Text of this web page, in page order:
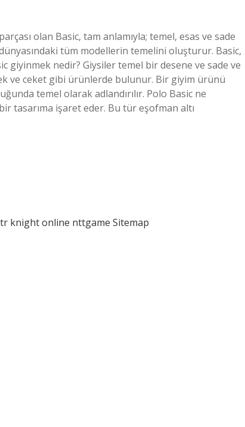
olan Basic, tam anlamıyla; temel, esas ve sade
tüm modellerin temelini oluşturur. Basic,
giyinmek nedir? Giysiler temel bir desene ve sade ve
ve ceket gibi ürünlerde bulunur. Bir giyim ürünü
temel olarak adlandırılır. Polo Basic ne
tasarıma işaret eder. Bu tür eşofman altı
knight online nttgame Sitemap